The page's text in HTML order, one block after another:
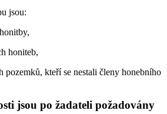
jsou:
honiteb,
pozemků, kteří se nestali členy honebního
jsou po žadateli požadovány